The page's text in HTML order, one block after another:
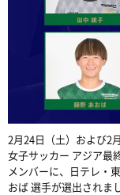
2月24日（土）および2
女子サッカー アジア最
メンバーに、日テレ・
おば 選手が選出されま